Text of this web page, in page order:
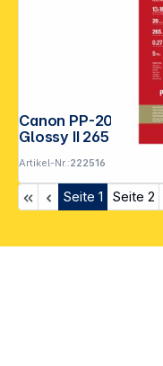
Canon PP-201 13x18 cm 20
Glossy II 265 g
Artikel-Nr.:222516
Seite 1 Seite 2